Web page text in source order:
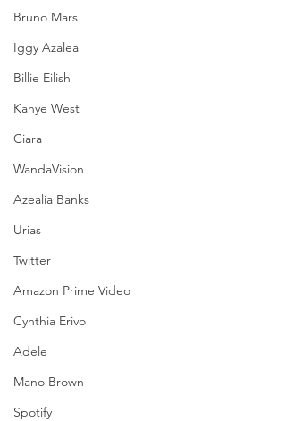
Bruno Mars
Iggy Azalea
Billie Eilish
Kanye West
Ciara
WandaVision
Azealia Banks
Urias
Twitter
Amazon Prime Video
Cynthia Erivo
Adele
Mano Brown
Spotify